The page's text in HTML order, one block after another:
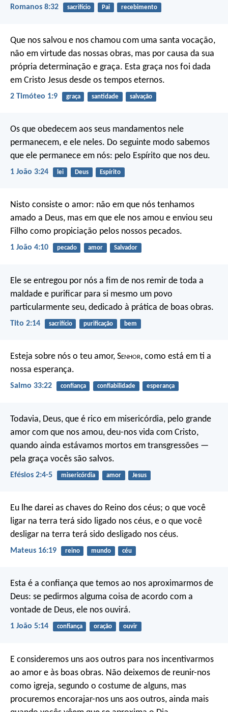
Romanos 8:32 sacrifício Pai recebimento
Que nos salvou e nos chamou com uma santa vocação,
não em virtude das nossas obras, mas por causa da sua
própria determinação e graça. Esta graça nos foi dada
em Cristo Jesus desde os tempos eternos.
2 Timóteo 1:9 graça santidade salvação
Os que obedecem aos seus mandamentos nele
permanecem, e ele neles. Do seguinte modo sabemos
que ele permanece em nós: pelo Espírito que nos deu.
1 João 3:24 lei Deus Espírito
Nisto consiste o amor: não em que nós tenhamos
amado a Deus, mas em que ele nos amou e enviou seu
Filho como propiciação pelos nossos pecados.
1 João 4:10 pecado amor Salvador
Ele se entregou por nós a fim de nos remir de toda a
maldade e purificar para si mesmo um povo
particularmente seu, dedicado à prática de boas obras.
Tito 2:14 sacrifício purificação bem
Esteja sobre nós o teu amor, Senhor, como está em ti a
nossa esperança.
Salmo 33:22 confiança confiabilidade esperança
Todavia, Deus, que é rico em misericórdia, pelo grande
amor com que nos amou, deu-nos vida com Cristo,
quando ainda estávamos mortos em transgressões —
pela graça vocês são salvos.
Efésios 2:4-5 misericórdia amor Jesus
Eu lhe darei as chaves do Reino dos céus; o que você
ligar na terra terá sido ligado nos céus, e o que você
desligar na terra terá sido desligado nos céus.
Mateus 16:19 reino mundo céu
Esta é a confiança que temos ao nos aproximarmos de
Deus: se pedirmos alguma coisa de acordo com a
vontade de Deus, ele nos ouvirá.
1 João 5:14 confiança oração ouvir
E consideremos uns aos outros para nos incentivarmos
ao amor e às boas obras. Não deixemos de reunir-nos
como igreja, segundo o costume de alguns, mas
procuremos encorajar-nos uns aos outros, ainda mais